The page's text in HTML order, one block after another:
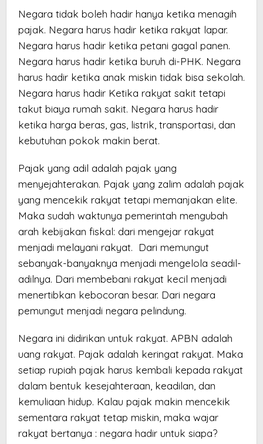
Negara tidak boleh hadir hanya ketika menagih
pajak. Negara harus hadir ketika rakyat lapar.
Negara harus hadir ketika petani gagal panen.
Negara harus hadir ketika buruh di-PHK. Negara
harus hadir ketika anak miskin tidak bisa sekolah.
Negara harus hadir Ketika rakyat sakit tetapi
takut biaya rumah sakit. Negara harus hadir
ketika harga beras, gas, listrik, transportasi, dan
kebutuhan pokok makin berat.
Pajak yang adil adalah pajak yang
menyejahterakan. Pajak yang zalim adalah pajak
yang mencekik rakyat tetapi memanjakan elite.
Maka sudah waktunya pemerintah mengubah
arah kebijakan fiskal: dari mengejar rakyat
menjadi melayani rakyat. Dari memungut
sebanyak-banyaknya menjadi mengelola seadil-
adilnya. Dari membebani rakyat kecil menjadi
menertibkan kebocoran besar. Dari negara
pemungut menjadi negara pelindung.
Negara ini didirikan untuk rakyat. APBN adalah
uang rakyat. Pajak adalah keringat rakyat. Maka
setiap rupiah pajak harus kembali kepada rakyat
dalam bentuk kesejahteraan, keadilan, dan
kemuliaan hidup. Kalau pajak makin mencekik
sementara rakyat tetap miskin, maka wajar
rakyat bertanya : negara hadir untuk siapa?